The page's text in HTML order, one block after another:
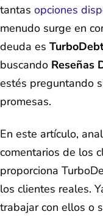
tantas opciones
menudo surge en
deuda es
buscando Reseñas
estés preguntando
promesas.
En este artículo,
comentarios de los
proporciona
los clientes reales.
trabajar con ellos o